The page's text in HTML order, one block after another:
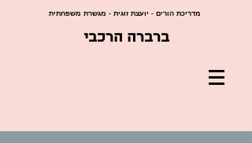
מדריכת הורים - יועצת זוגית - מגשרת משפחתית
ברברה הרכבי